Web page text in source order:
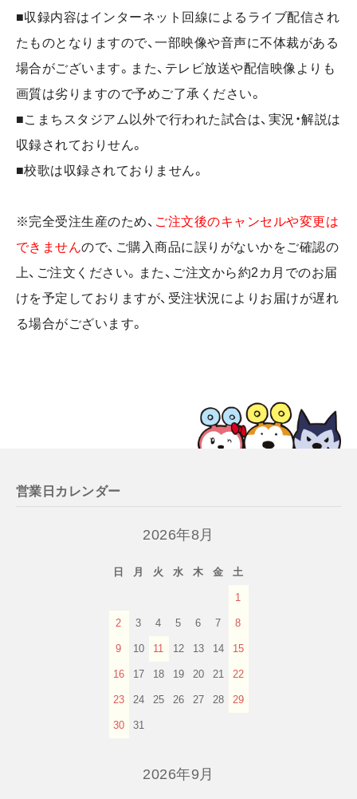
■収録内容はインターネット回線によるライブ配信され
たものとなりますので、一部映像や音声に不体裁がある
場合がございます。また、テレビ放送や配信映像よりも
画質は劣りますので予めご了承ください。
■こまちスタジアム以外で行われた試合は、実況・解説は
収録されておりせん。
■校歌は収録されておりません。
※完全受注生産のため、 ご注文後のキャンセルや変更は
できませんので、ご購入商品に誤りがないかをご確認の
上、ご注文ください。また、ご注文から約2カ月でのお届
けを予定しておりますが、受注状況によりお届けが遅れ
る場合がございます。
営業日カレンダー
2026年8月
日 月 火 水 木 金 土
1
2 3 4 5 6 7 8
9 10 11 12 13 14 15
16 17 18 19 20 21 22
23 24 25 26 27 28 29
30 31
2026年9月